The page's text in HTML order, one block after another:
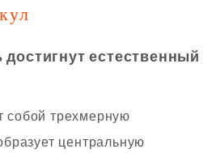
естественный
собой трехмерную
центральную